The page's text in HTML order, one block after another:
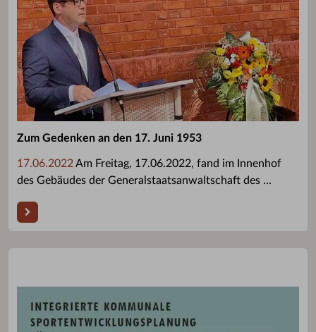
Zum Gedenken an den 17. Juni 1953
17.06.2022 Am Freitag, 17.06.2022, fand im Innenhof
des Gebäudes der Generalstaatsanwaltschaft des ...